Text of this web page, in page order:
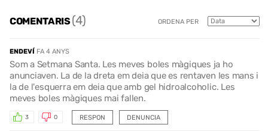
COMENTARIS(4) ORDENA PER
ENDEVÍ FA 4 ANYS
Som a Setmana Santa. Les meves boles màgiques ja ho
anunciaven. La de la dreta em deia que es rentaven les mans i
la de l'esquerra em deia que amb gel hidroalcoholic. Les
meves boles màgiques mai fallen.
RESPON
3 0 DENUNCIA